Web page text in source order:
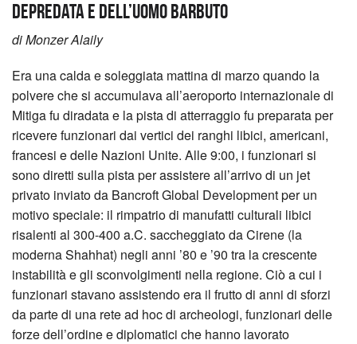
depredata e dell’uomo barbuto
di Monzer Alaily
Era una calda e soleggiata mattina di marzo quando la
polvere che si accumulava all’aeroporto internazionale di
Mitiga fu diradata e la pista di atterraggio fu preparata per
ricevere funzionari dai vertici dei ranghi libici, americani,
francesi e delle Nazioni Unite. Alle 9:00, i funzionari si
sono diretti sulla pista per assistere all’arrivo di un jet
privato inviato da Bancroft Global Development per un
motivo speciale: il rimpatrio di manufatti culturali libici
risalenti al 300-400 a.C. saccheggiato da Cirene (la
moderna Shahhat) negli anni ’80 e ’90 tra la crescente
instabilità e gli sconvolgimenti nella regione. Ciò a cui i
funzionari stavano assistendo era il frutto di anni di sforzi
da parte di una rete ad hoc di archeologi, funzionari delle
forze dell’ordine e diplomatici che hanno lavorato